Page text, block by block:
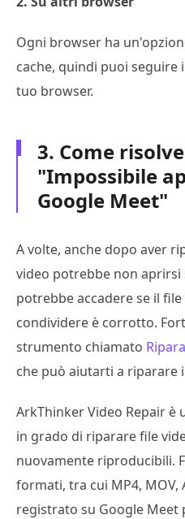
Ogni browser ha
cache, quindi puoi seguire
tuo browser.
3. Come
"Impossibile
Google Meet"
A volte, anche dopo aver
video potrebbe non aprirsi
potrebbe accadere se il
condividere è corrotto.
strumento chiamato
che può aiutarti a riparare
ArkThinker Video Repair
in grado di riparare file
nuovamente riproducibili.
formati, tra cui MP4, MOV,
registrato su Google Meet